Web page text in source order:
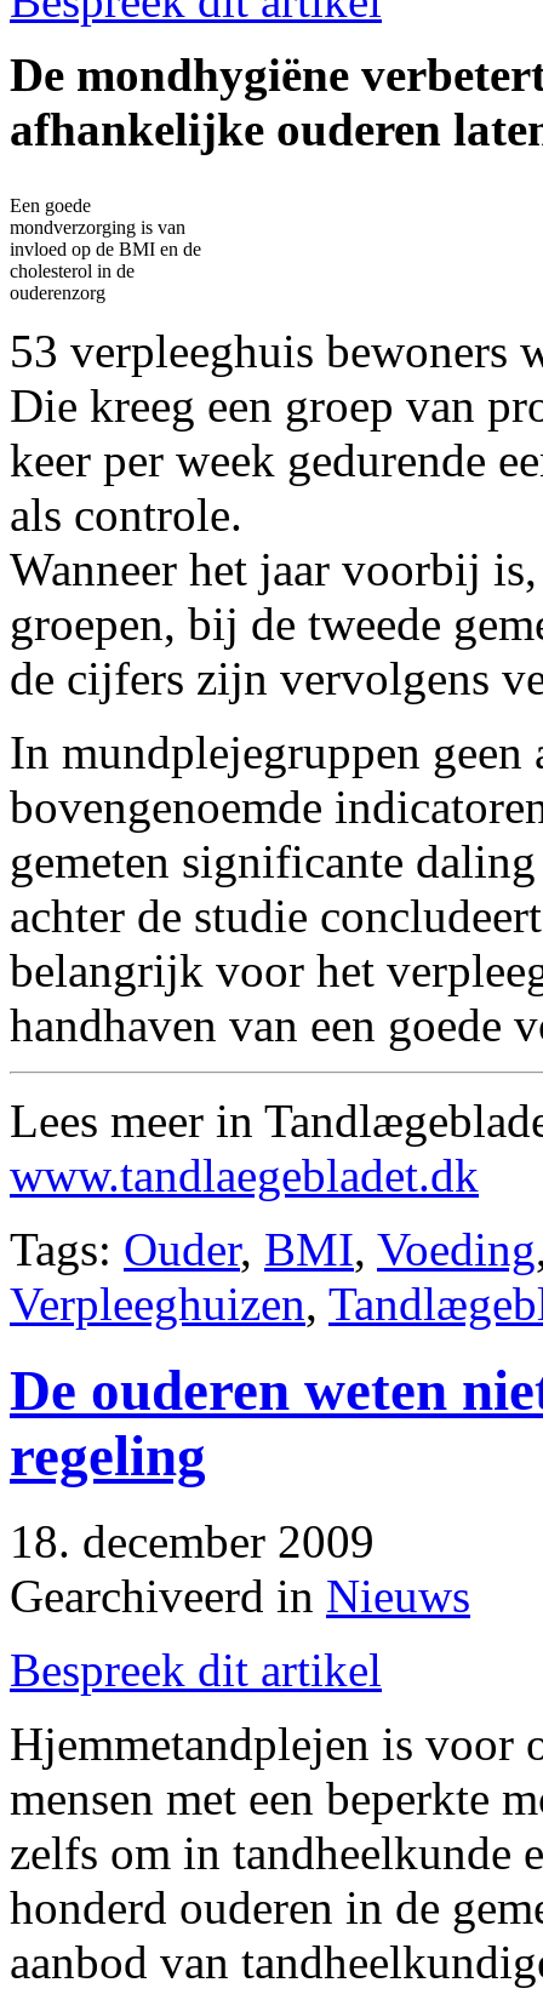
De mondhygiëne
afhankelijke ouderen
Een goede
mondverzorging is van
invloed op de BMI en de
cholesterol in de
ouderenzorg
53 verpleeghuis bewoners
Die kreeg een groep van
keer per week gedurende
als controle.
Wanneer het jaar voorbij
groepen, bij de tweede
de cijfers zijn vervolgens
In mundplejegruppen geen
bovengenoemde
gemeten significante
achter de studie
belangrijk voor het
handhaven van een goede
Lees meer in
www.tandlaegebladet.dk
Tags: Ouder, BMI, Voeding
Verpleeghuizen,
De ouderen weten
regeling
18. december 2009
Gearchiveerd in Nieuws
Bespreek dit artikel
Hjemmetandplejen is voor
mensen met een beperkte
zelfs om in tandheelkunde
honderd ouderen in de
aanbod van